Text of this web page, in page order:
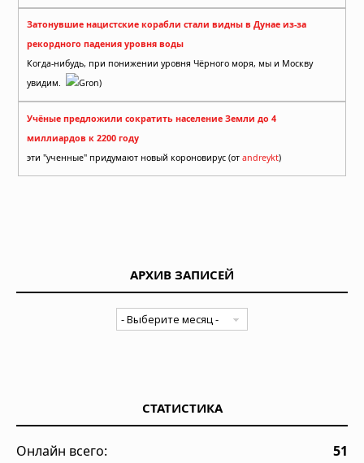
Затонувшие нацистские корабли стали видны в Дунае из-за
рекордного падения уровня воды
Когда-нибудь, при понижении уровня Чёрного моря, мы и Москву
увидим.
Gron)
Учёные предложили сократить население Земли до 4
миллиардов к 2200 году
эти "ученные" придумают новый короновирус (от andreykt)
АРХИВ ЗАПИСЕЙ
СТАТИСТИКА
Онлайн всего:
51